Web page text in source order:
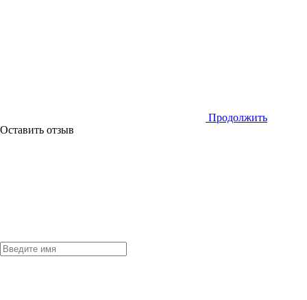
Продолжить
Оставить отзыв